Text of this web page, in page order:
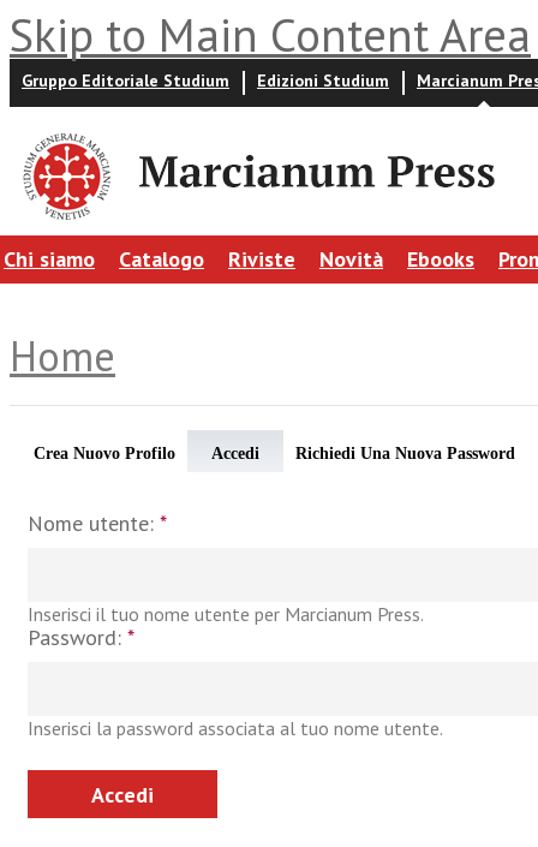
Skip to Main Content Area
Gruppo Editoriale Studium Edizioni Studium Marcianum
Chi siamo Catalogo Riviste Novità Ebooks
Home
Crea Nuovo Profilo Accedi Richiedi Una Nuova Password
Nome utente: *
Inserisci il tuo nome utente per Marcianum Press.
Password: *
Inserisci la password associata al tuo nome utente.